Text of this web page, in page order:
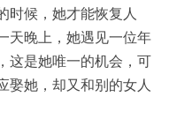
时候，她才能恢复人
天晚上，她遇见一位年
这是她唯一的机会，可
娶她，却又和别的女人